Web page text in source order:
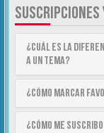
¿Cuál es la
a un tema?
¿Cómo marcar
¿Cómo me